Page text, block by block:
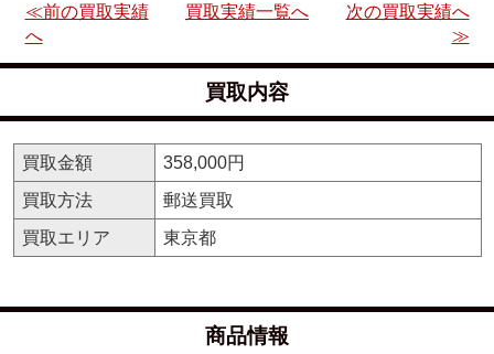
≪前の買取実績
へ
買取実績一覧へ
次の買取実績へ
≫
買取内容
買取金額
358,000円
買取方法
郵送買取
買取エリア
東京都
商品情報